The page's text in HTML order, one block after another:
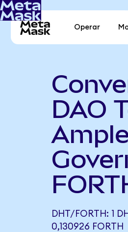
Operar
DAO
DHT/FORTH: 1
0,130926 FORTH